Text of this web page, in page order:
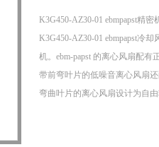
K3G450-AZ30-01 ebmpapst精
K3G450-AZ30-01 ebmpapst冷
机。ebm-papst 的离心风扇配有
带前弯叶片的低噪音离心风扇
弯曲叶片的离心风扇设计为自